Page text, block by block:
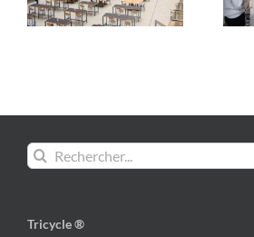
Est
Rechercher:
Tricycle ®